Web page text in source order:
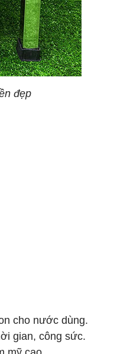
đẹp
cho nước dùng.
gian, công sức.